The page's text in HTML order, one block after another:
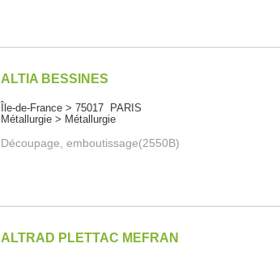
ALTIA BESSINES
Île-de-France > 75017 PARIS
Métallurgie > Métallurgie
Découpage, emboutissage(2550B)
ALTRAD PLETTAC MEFRAN